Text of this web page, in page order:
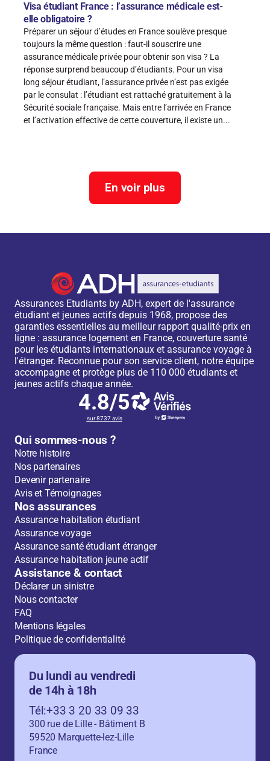
Visa étudiant France : l’assurance médicale est-
elle obligatoire ?
Préparer un séjour d’études en France soulève presque
toujours la même question : faut-il souscrire une
assurance médicale privée pour obtenir son visa ? La
réponse surprend beaucoup d’étudiants. Pour un visa
long séjour étudiant, l’assurance privée n’est pas exigée
par le consulat : l’étudiant est rattaché gratuitement à la
Sécurité sociale française. Mais entre l’arrivée en France
et l’activation effective de cette couverture, il existe un...
En voir plus
Assurances Etudiants by ADH, expert de l'assurance
étudiant et jeunes actifs depuis 1968, propose des
garanties essentielles au meilleur rapport qualité-prix en
ligne : assurance logement en France, couverture santé
pour les étudiants internationaux et assurance voyage à
l'étranger. Reconnue pour son service client, notre équipe
accompagne et protège plus de 110 000 étudiants et
jeunes actifs chaque année.
4.8/5
sur 8737 avis
Qui sommes-nous ?
Notre histoire
Nos partenaires
Devenir partenaire
Avis et Témoignages
Nos assurances
Assurance habitation étudiant
Assurance voyage
Assurance santé étudiant étranger
Assurance habitation jeune actif
Assistance & contact
Déclarer un sinistre
Nous contacter
FAQ
Mentions légales
Politique de confidentialité
Du lundi au vendredi
de 14h à 18h
Tél:+33 3 20 33 09 33
300 rue de Lille - Bâtiment B
59520 Marquette-lez-Lille
France